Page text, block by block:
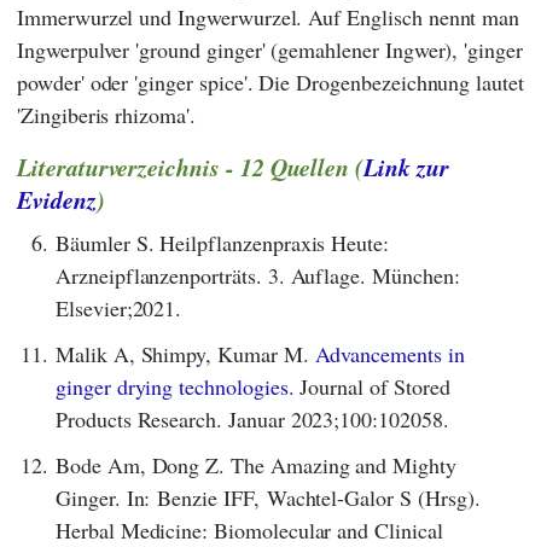
Immerwurzel und Ingwerwurzel. Auf Englisch nennt man
Ingwerpulver 'ground ginger' (gemahlener Ingwer), 'ginger
powder' oder 'ginger spice'. Die Drogenbezeichnung lautet
'Zingiberis rhizoma'.
Literaturverzeichnis - 12 Quellen (Link zur
Evidenz)
6. Bäumler S. Heilpflanzenpraxis Heute:
Arzneipflanzenporträts. 3. Auflage. München:
Elsevier;2021.
11. Malik A, Shimpy, Kumar M. Advancements in
ginger drying technologies. Journal of Stored
Products Research. Januar 2023;100:102058.
12. Bode Am, Dong Z. The Amazing and Mighty
Ginger. In: Benzie IFF, Wachtel-Galor S (Hrsg).
Herbal Medicine: Biomolecular and Clinical